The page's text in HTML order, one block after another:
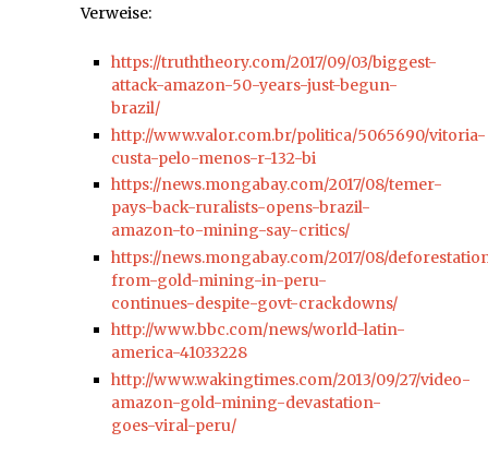
Verweise:
https://truththeory.com/2017/09/03/biggest-
attack-amazon-50-years-just-begun-
brazil/
http://www.valor.com.br/politica/5065690/vitoria-
custa-pelo-menos-r-132-bi
https://news.mongabay.com/2017/08/temer-
pays-back-ruralists-opens-brazil-
amazon-to-mining-say-critics/
https://news.mongabay.com/2017/08/
from-gold-mining-in-peru-
continues-despite-govt-crackdowns/
http://www.bbc.com/news/world-latin-
america-41033228
http://www.wakingtimes.com/2013/09/27/video-
amazon-gold-mining-devastation-
goes-viral-peru/